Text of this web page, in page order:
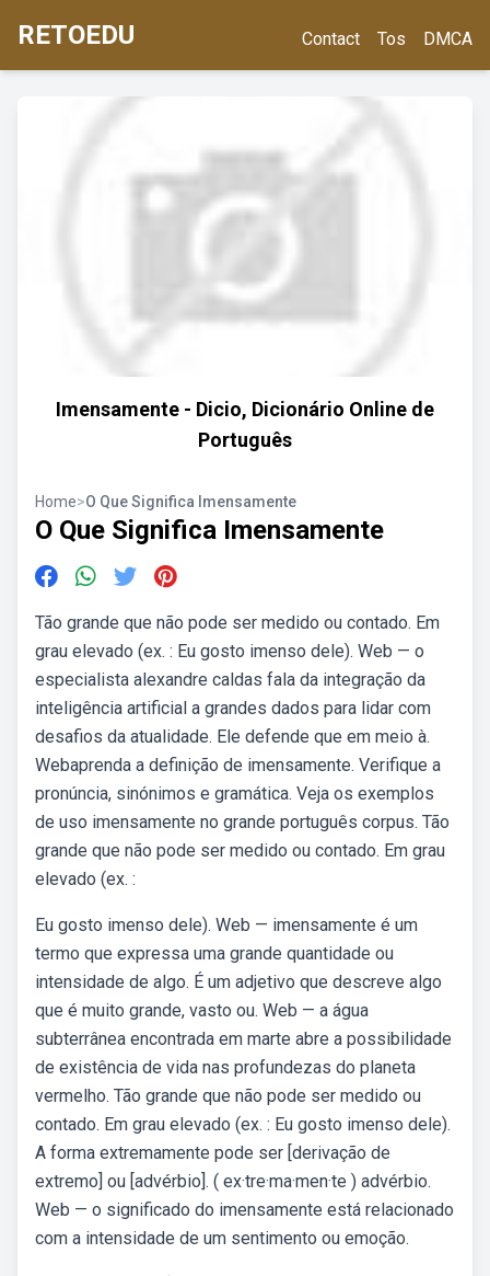
RETOEDU Contact Tos DMCA
Imensamente - Dicio, Dicionário Online de
Português
Home>O Que Significa Imensamente
O Que Significa Imensamente
Tão grande que não pode ser medido ou contado. Em
grau elevado (ex. : Eu gosto imenso dele). Web — o
especialista alexandre caldas fala da integração da
inteligência artificial a grandes dados para lidar com
desafios da atualidade. Ele defende que em meio à.
Webaprenda a definição de imensamente. Verifique a
pronúncia, sinónimos e gramática. Veja os exemplos
de uso imensamente no grande português corpus. Tão
grande que não pode ser medido ou contado. Em grau
elevado (ex. :
Eu gosto imenso dele). Web — imensamente é um
termo que expressa uma grande quantidade ou
intensidade de algo. É um adjetivo que descreve algo
que é muito grande, vasto ou. Web — a água
subterrânea encontrada em marte abre a possibilidade
de existência de vida nas profundezas do planeta
vermelho. Tão grande que não pode ser medido ou
contado. Em grau elevado (ex. : Eu gosto imenso dele).
A forma extremamente pode ser [derivação de
extremo] ou [advérbio]. ( ex·tre·ma·men·te ) advérbio.
Web — o significado do imensamente está relacionado
com a intensidade de um sentimento ou emoção.